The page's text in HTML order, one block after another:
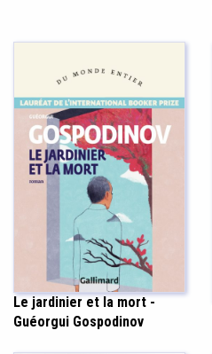
Le jardinier et la mort -
Guéorgui Gospodinov